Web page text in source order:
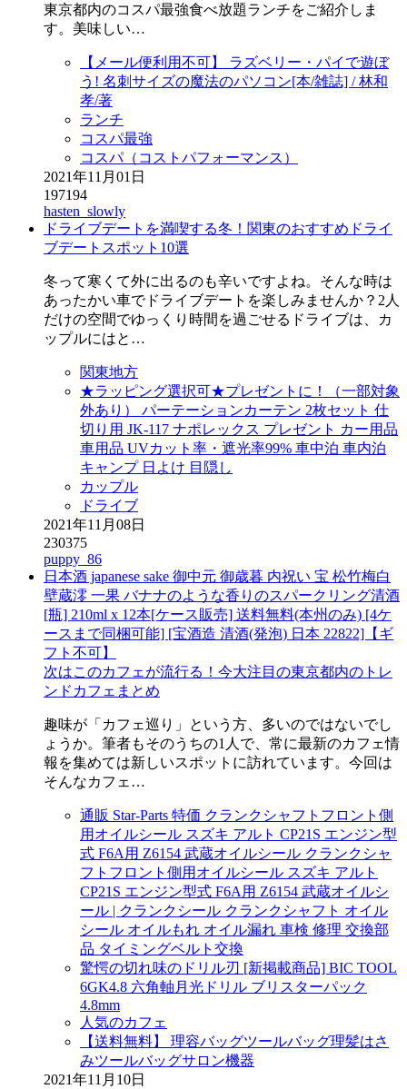
東京都内のコスパ最強食べ放題ランチをご紹介しま
す。美味しい…
【メール便利用不可】 ラズベリー・パイで遊ぼ
う! 名刺サイズの魔法のパソコン[本/雑誌] / 林和
孝/著
ランチ
コスパ最強
コスパ（コストパフォーマンス）
2021年11月01日
197194
hasten_slowly
ドライブデートを満喫する冬！関東のおすすめドライ
ブデートスポット10選
冬って寒くて外に出るのも辛いですよね。そんな時は
あったかい車でドライブデートを楽しみませんか？2人
だけの空間でゆっくり時間を過ごせるドライブは、カ
ップルにはと…
関東地方
★ラッピング選択可★プレゼントに！（一部対象
外あり） パーテーションカーテン 2枚セット 仕
切り用 JK-117 ナポレックス プレゼント カー用品
車用品 UVカット率・遮光率99% 車中泊 車内泊
キャンプ 日よけ 目隠し
カップル
ドライブ
2021年11月08日
230375
puppy_86
日本酒 japanese sake 御中元 御歳暮 内祝い 宝 松竹梅白
壁蔵澪 一果 バナナのような香りのスパークリング清酒
[瓶] 210ml x 12本[ケース販売] 送料無料(本州のみ) [4ケ
ースまで同梱可能] [宝酒造 清酒(発泡) 日本 22822]【ギ
フト不可】
次はこのカフェが流行る！今大注目の東京都内のトレ
ンドカフェまとめ
趣味が「カフェ巡り」という方、多いのではないでし
ょうか。筆者もそのうちの1人で、常に最新のカフェ情
報を集めては新しいスポットに訪れています。今回は
そんなカフェ…
通販 Star-Parts 特価 クランクシャフトフロント側
用オイルシール スズキ アルト CP21S エンジン型
式 F6A用 Z6154 武蔵オイルシール クランクシャ
フトフロント側用オイルシール スズキ アルト
CP21S エンジン型式 F6A用 Z6154 武蔵オイルシ
ール | クランクシール クランクシャフト オイル
シール オイルもれ オイル漏れ 車検 修理 交換部
品 タイミングベルト交換
驚愕の切れ味のドリル刃 [新掲載商品] BIC TOOL
6GK4.8 六角軸月光ドリル ブリスターパック
4.8mm
人気のカフェ
【送料無料】 理容バッグツールバッグ理髪はさ
みツールバッグサロン機器
2021年11月10日